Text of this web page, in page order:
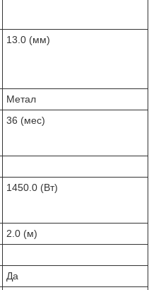
13.0 (мм)
Метал
36 (мес)
1450.0 (Вт)
2.0 (м)
Да